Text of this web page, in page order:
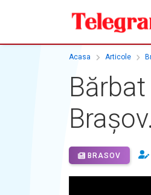
Acasa Articole
BRASOV